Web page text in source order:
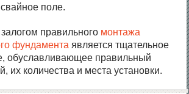
поле.
правильного монтажа
фундамента является тщательное
обуславливающее правильный
их количества и места установки.